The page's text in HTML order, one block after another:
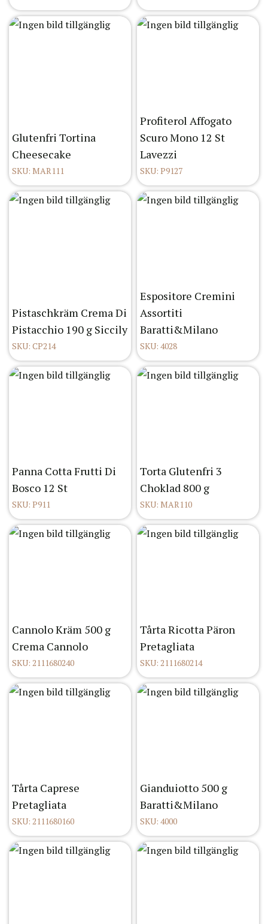
Glutenfri Tortina
Cheesecake
SKU: MAR111
Profiterol Affogato
Scuro Mono 12 St
Lavezzi
SKU: P9127
Pistaschkräm Crema Di
Pistacchio 190 g Siccily
SKU: CP214
Espositore Cremini
Assortiti
Baratti&Milano
SKU: 4028
Panna Cotta Frutti Di
Bosco 12 St
SKU: P911
Torta Glutenfri 3
Choklad 800 g
SKU: MAR110
Cannolo Kräm 500 g
Crema Cannolo
SKU: 2111680240
Tårta Ricotta Päron
Pretagliata
SKU: 2111680214
Tårta Caprese
Pretagliata
SKU: 2111680160
Gianduiotto 500 g
Baratti&Milano
SKU: 4000